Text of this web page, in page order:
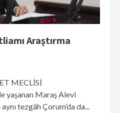
Araştırma
MECLİSİ
yaşanan Maraş Alevi
tezgâh Çorum’da da...